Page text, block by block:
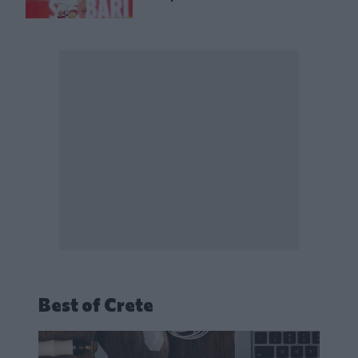
Best of Crete